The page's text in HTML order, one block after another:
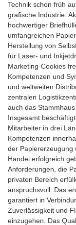
Technik schon früh
grafische Industrie.
hochwertiger
umfangreichen
Herstellung von
für Laser- und
Marketing-Cookies
Kompetenzen und
und weltweiten
zentralen
auch das
Insgesamt
Mitarbeiter in drei
Kompetenzen
der Papiererzeugung
Handel erfolgreich
Anforderungen, die
privaten Bereich
anspruchsvoll. Das
garantiert in
Zuverlässigkeit und
einzugehen. Das